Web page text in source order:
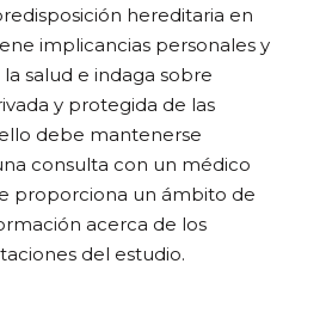
hereditaria en
implicancias personales y
salud e indaga sobre
y protegida de las
debe mantenerse
consulta con un médico
proporciona un ámbito de
acerca de los
del estudio.